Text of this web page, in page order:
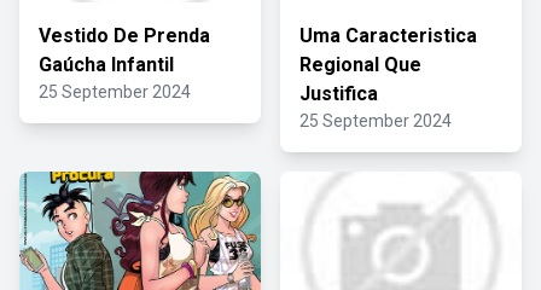
Vestido De Prenda
Gaúcha Infantil
25 September 2024
Uma Caracteristica
Regional Que
Justifica
25 September 2024